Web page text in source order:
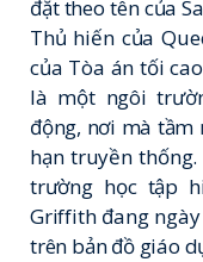
đặt theo tên của
Thủ hiến của
của Tòa án tối
là một ngôi
động, nơi mà tầm
hạn truyền
trường học tập
Griffith đang
trên bản đồ giáo